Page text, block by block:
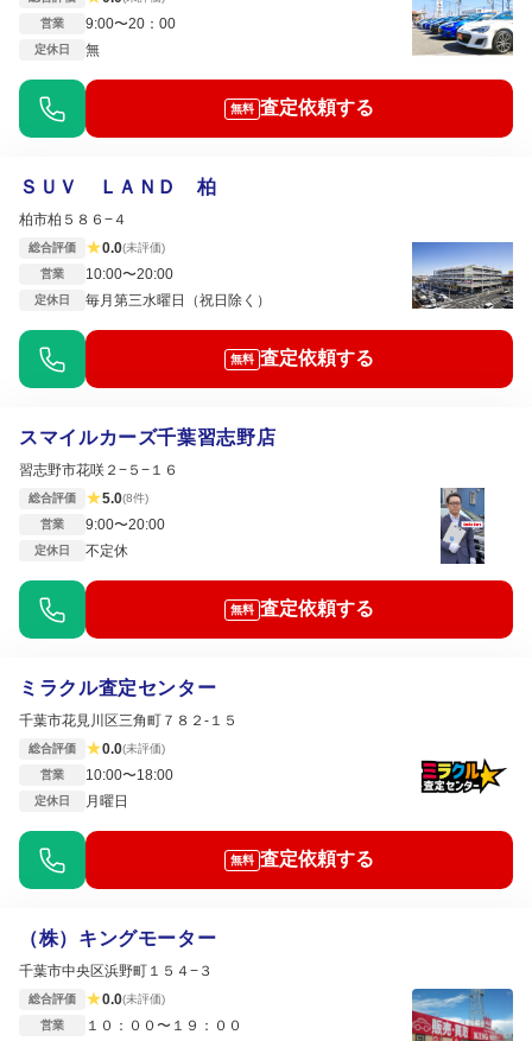
営業
9:00〜20：00
定休日 無
無料 査定依頼する
ＳＵＶ ＬＡＮＤ 柏
柏市柏５８６−４
総合評価 ★0.0(未評価)
営業
10:00〜20:00
定休日 毎月第三水曜日（祝日除く）
無料 査定依頼する
スマイルカーズ千葉習志野店
習志野市花咲２−５−１６
総合評価 ★5.0(8件)
営業
9:00〜20:00
定休日 不定休
無料 査定依頼する
ミラクル査定センター
千葉市花見川区三角町７８２-１５
総合評価 ★0.0(未評価)
営業
10:00〜18:00
定休日 月曜日
無料 査定依頼する
（株）キングモーター
千葉市中央区浜野町１５４−３
総合評価 ★0.0(未評価)
営業
１０：００〜１９：００